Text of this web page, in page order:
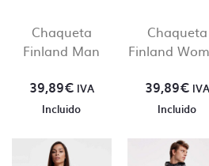
Chaqueta
Finland Man
39,89€ IVA
Incluido
Chaqueta
Finland
39,89€ IVA
Incluido
Contacto
En Camisetas Sin Límite
humano. En ningún
centralita o un bot.